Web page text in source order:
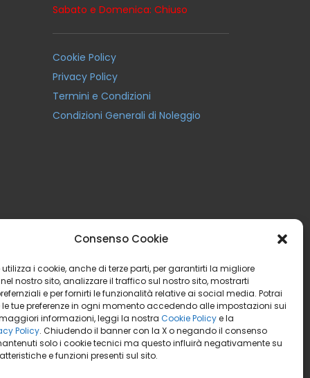
Consenso Cookie
utilizza i cookie, anche di terze parti, per garantirti la migliore
nostro sito, analizzare il traffico sul nostro sito, mostrarti
e per fornirti le funzionalità relative ai social media. Potrai
tue preferenze in ogni momento accedendo alle impostazioni sui
maggiori informazioni, leggi la nostra Cookie Policye la
Policy. Chiudendo il banner con la X o negando il consenso
solo i cookie tecnici ma questo influirà negativamente su
e funzioni presenti sul sito.
Sabato e Domenica: Chiuso
Cookie Policy
Privacy Policy
Termini e Condizioni
Condizioni Generali di Noleggio